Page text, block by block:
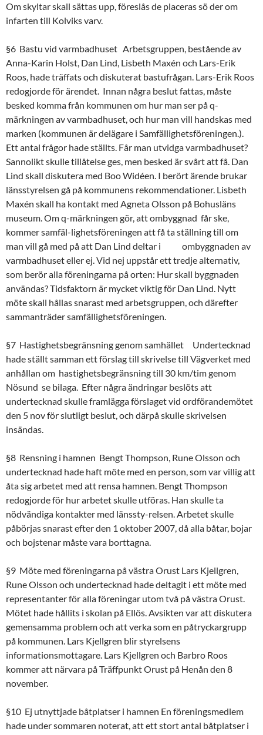
Om skyltar skall sättas upp, föreslås de placeras sö der om
infarten till Kolviks varv.
§6 Bastu vid varmbadhuset Arbetsgruppen, bestående av
Anna-Karin Holst, Dan Lind, Lisbeth Maxén och Lars-Erik
Roos, hade träffats och diskuterat bastufrågan. Lars-Erik Roos
redogjorde för ärendet. Innan några beslut fattas, måste
besked komma från kommunen om hur man ser på q-
märkningen av varmbadhuset, och hur man vill handskas med
marken (kommunen är delägare i Samfällighetsföreningen.).
Ett antal frågor hade ställts. Får man utvidga varmbadhuset?
Sannolikt skulle tillåtelse ges, men besked är svårt att få. Dan
Lind skall diskutera med Boo Widéen. I berört ärende brukar
länsstyrelsen gå på kommunens rekommendationer. Lisbeth
Maxén skall ha kontakt med Agneta Olsson på Bohusläns
museum. Om q-märkningen gör, att ombyggnad får ske,
kommer samfäl-lighetsföreningen att få ta ställning till om
man vill gå med på att Dan Lind deltar i ombyggnaden av
varmbadhuset eller ej. Vid nej uppstår ett tredje alternativ,
som berör alla föreningarna på orten: Hur skall byggnaden
användas? Tidsfaktorn är mycket viktig för Dan Lind. Nytt
möte skall hållas snarast med arbetsgruppen, och därefter
sammanträder samfällighetsföreningen.
§7 Hastighetsbegränsning genom samhället Undertecknad
hade ställt samman ett förslag till skrivelse till Vägverket med
anhållan om hastighetsbegränsning till 30 km/tim genom
Nösund  se bilaga. Efter några ändringar beslöts att
undertecknad skulle framlägga förslaget vid ordförandemötet
den 5 nov för slutligt beslut, och därpå skulle skrivelsen
insändas.
§8 Rensning i hamnen Bengt Thompson, Rune Olsson och
undertecknad hade haft möte med en person, som var villig att
åta sig arbetet med att rensa hamnen. Bengt Thompson
redogjorde för hur arbetet skulle utföras. Han skulle ta
nödvändiga kontakter med länssty-relsen. Arbetet skulle
påbörjas snarast efter den 1 oktober 2007, då alla båtar, bojar
och bojstenar måste vara borttagna.
§9 Möte med föreningarna på västra Orust Lars Kjellgren,
Rune Olsson och undertecknad hade deltagit i ett möte med
representanter för alla föreningar utom två på västra Orust.
Mötet hade hållits i skolan på Ellös. Avsikten var att diskutera
gemensamma problem och att verka som en påtryckargrupp
på kommunen. Lars Kjellgren blir styrelsens
informationsmottagare. Lars Kjellgren och Barbro Roos
kommer att närvara på Träffpunkt Orust på Henån den 8
november.
§10 Ej utnyttjade båtplatser i hamnen En föreningsmedlem
hade under sommaren noterat, att ett stort antal båtplatser i